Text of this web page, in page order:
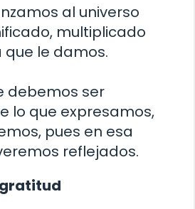
al universo
multiplicado
le damos.
debemos ser
lo que expresamos,
pues en esa
reflejados.
gratitud